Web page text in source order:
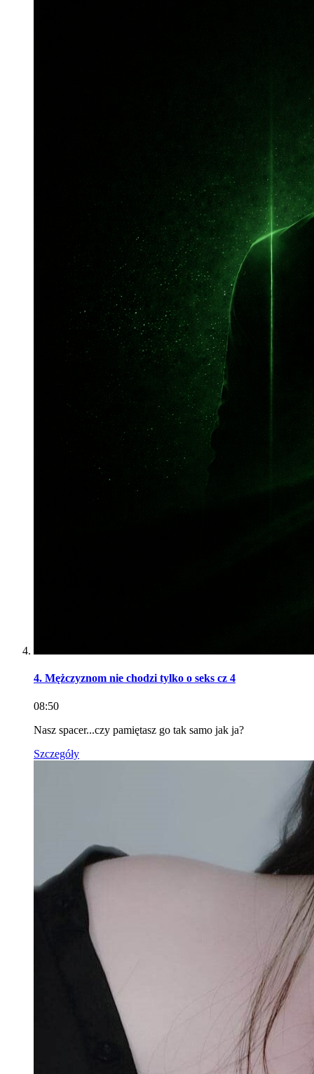
4. Mężczyznom nie chodzi tylko o seks cz 4
08:50
Nasz spacer...czy pamiętasz go tak samo jak ja?
Szczegóły